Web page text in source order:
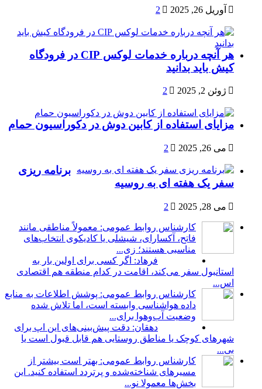
آوریل 26, 2025 2
هر آنچه درباره خدمات لوکس CIP در فرودگاه‌
کیش باید بدانید
ژوئن 2, 2025 2
مزایای استفاده از کابین دوش در دکوراسیون حمام
می 26, 2025 2
برنامه ریزی
سفر یک هفته ای به روسیه
می 28, 2025 2
کارشناس روابط عمومی: معمولاً مناطقی مانند
فاتح، آکسارای، شیشلی یا کادیکوی انتخاب‌های
مناسبی هستند؛ زی...
فرهاد: اگر کسی برای اولین بار به
استانبول سفر می‌کند، اقامت در کدام منطقه هم اقتصادی
اس...
کارشناس روابط عمومی: پوشش اطلاعات به منابع
داده هواشناسی وابسته است، اما تلاش شده
وضعیت آب‌وهوا برای...
دهقان: دقت پیش‌بینی‌های این اپ برای
شهرهای کوچک یا مناطق روستایی هم قابل قبول است یا
بی...
کارشناس روابط عمومی: بهتر است بیشتر از
مسیرهای شناخته‌شده و پرتردد استفاده کنید. این
بخش‌ها معمولا نو...